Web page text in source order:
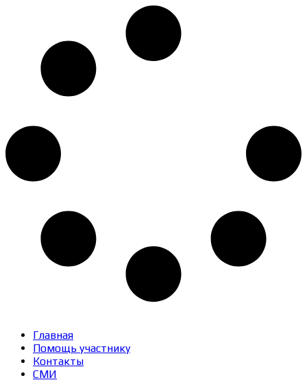
Главная
Помощь участнику
Контакты
СМИ